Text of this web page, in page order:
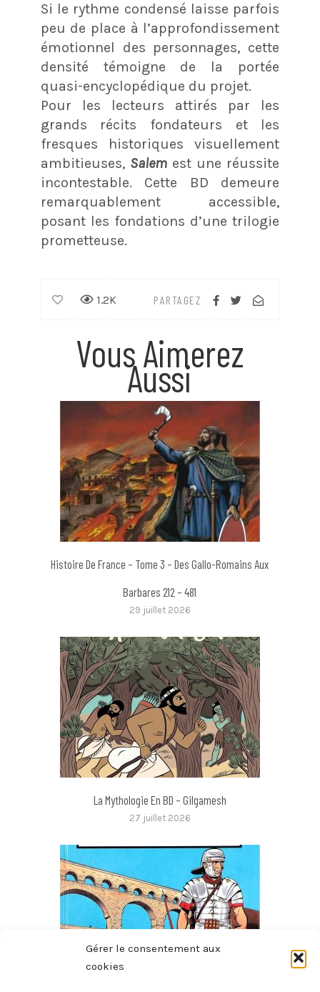
Gérer le consentement aux
cookies
Si le rythme condensé laisse parfois
peu de place à l’approfondissement
émotionnel des personnages, cette
densité témoigne de la portée
quasi-encyclopédique du projet.
Pour les lecteurs attirés par les
grands récits fondateurs et les
fresques historiques visuellement
ambitieuses, Salem est une réussite
incontestable. Cette BD demeure
remarquablement accessible,
posant les fondations d’une trilogie
prometteuse.
PARTAGEZ
1.2K
Vous Aimerez
Aussi
Histoire De France – Tome 3 – Des Gallo-Romains Aux
Barbares 212 – 481
29 juillet 2026
La Mythologie En BD – Gilgamesh
27 juillet 2026